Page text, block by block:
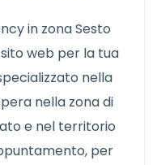
in zona Sesto
web per la tua
nella
nella zona di
e nel territorio
per